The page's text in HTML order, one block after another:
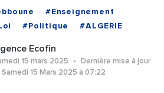
#Enseignement
#Politique #ALGERIE
Ecofin
15 mars 2025
Dernière mise à jour
Samedi 15 Mars 2025 à 07:22